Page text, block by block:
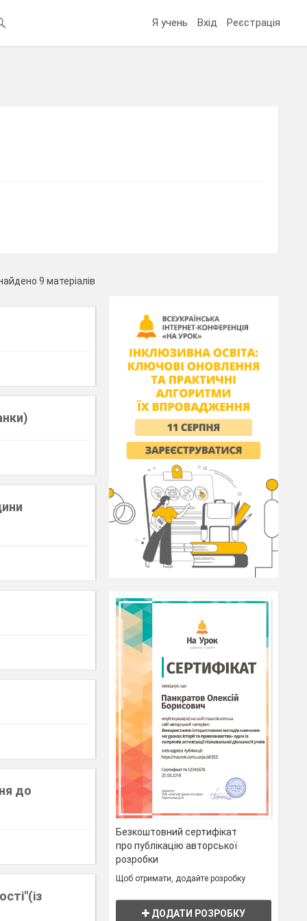
Я учень Вхід Реєстрація
9 матеріалів
до
Безкоштовний сертифікат
про публікацію авторської
розробки
Щоб отримати, додайте розробку
ДОДАТИ РОЗРОБКУ